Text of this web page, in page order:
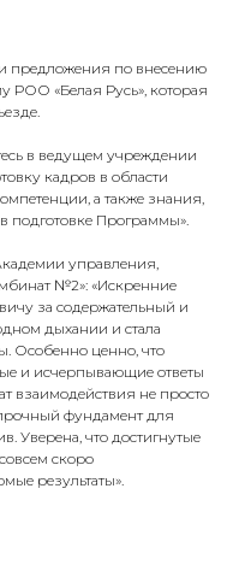
предложения по внесению
РОО «Белая Русь», которая
в ведущем учреждении
кадров в области
а также знания,
подготовке Программы».
управления,
№2»: «Искренние
за содержательный и
дыхании и стала
Особенно ценно, что
и исчерпывающие ответы
взаимодействия не просто
фундамент для
Уверена, что достигнутые
скоро
результаты».